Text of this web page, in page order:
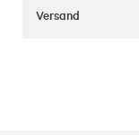
Versand